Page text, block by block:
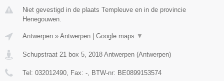
Niet gevestigd in de plaats Templeuve en in de provincie
Henegouwen.
Antwerpen » Antwerpen Google maps ▼
Schupstraat 21 box 5, 2018 Antwerpen (Antwerpen)
Tel: 032012490, Fax: -, BTW-nr: BE0899153574